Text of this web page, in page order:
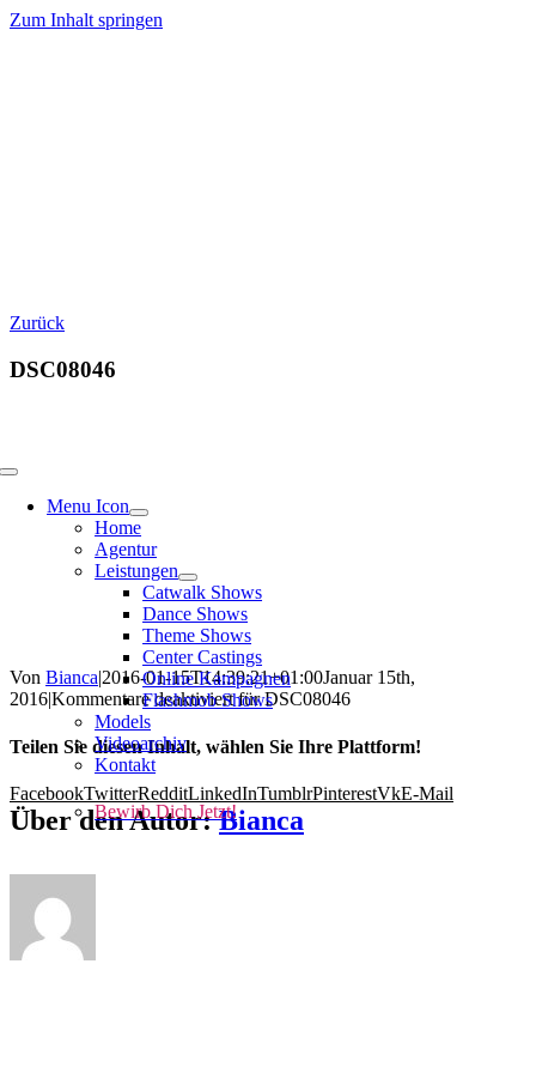
Zum Inhalt springen
Menu Icon
Home
Agentur
Leistungen
Catwalk Shows
Dance Shows
Theme Shows
Center Castings
Online Kampagnen
Flashmob Shows
Models
Videoarchiv
Kontakt
Bewirb Dich Jetzt!
Zurück
DSC08046
Von Bianca|2016-01-15T14:39:21+01:00Januar 15th,
2016|Kommentare deaktiviertfür DSC08046
Teilen Sie diesen Inhalt, wählen Sie Ihre Plattform!
FacebookTwitterRedditLinkedInTumblrPinterestVkE-Mail
Über den Autor:Bianca